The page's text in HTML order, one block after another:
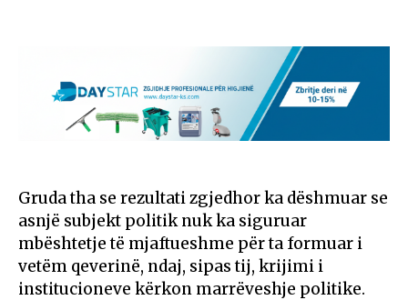
Gruda tha se rezultati zgjedhor ka dëshmuar se
asnjë subjekt politik nuk ka siguruar
mbështetje të mjaftueshme për ta formuar i
vetëm qeverinë, ndaj, sipas tij, krijimi i
institucioneve kërkon marrëveshje politike.